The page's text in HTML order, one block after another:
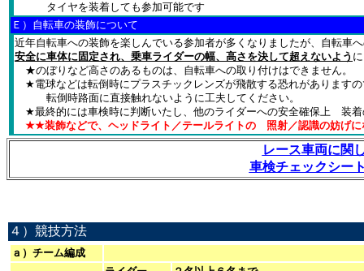
タイヤを装着しても参加可能です
Ｅ）自転車の装飾について
近年自転車への装飾を楽しんでいる参加者が多くなりましたが、
自転車
安全に車体に固定され、乗車ライダーの幅、高さを決して超えないよう
★のぼりなど高さのあるものは、自転車への取り付けはできません。
★電球などは転倒時にプラスチックレンズが飛散する恐れがあります
転倒時路面に直接触れないように工夫してください。
★最終的には車検時に判断いたし、他のライダーへの安全確保上 装着
★★装飾などで、ヘッドライト／テールライトの 照射／認識の妨げに
レース車両に関
車検チェックシー
４）競技方法
ａ）チーム編成